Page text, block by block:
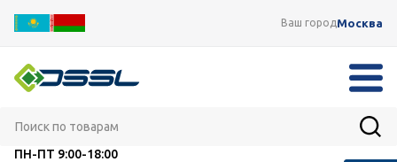
Ваш городМосква
ПН-ПТ 9:00-18:00